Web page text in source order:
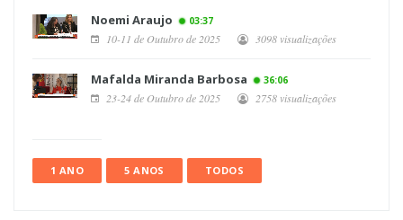
Noemi Araujo 03:37
10-11 de Outubro de 2025 3098 visualizações
Mafalda Miranda Barbosa 36:06
23-24 de Outubro de 2025 2758 visualizações
1 ANO 5 ANOS TODOS